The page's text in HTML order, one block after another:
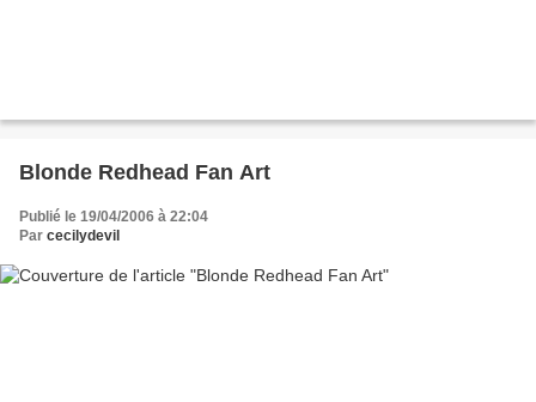
Blonde Redhead Fan Art
Publié le 19/04/2006 à 22:04
Par cecilydevil